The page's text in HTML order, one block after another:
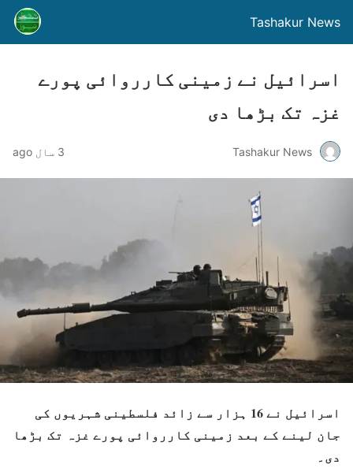
Tashakur News
اسرائیل نے زمینی کارروائی پورے
غزہ تک بڑھا دی
Tashakur News 3 سال ago
اسرائیل نے 16 ہزار سے زائد فلسطینی شہریوں کی
جان لینے کے بعد زمینی کارروائی پورے غزہ تک بڑھا
دی۔